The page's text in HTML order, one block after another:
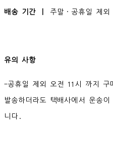
배송 기간 ㅣ 주말·공휴일 제외
유의 사항
-공휴일 제외 오전 11시 까지 구
발송하더라도 택배사에서 운송
니다.